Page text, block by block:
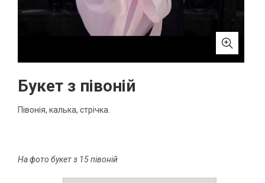
Букет з півоній
Півонія, калька, стрічка.
На фото букет з 15 півоній